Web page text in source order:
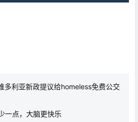
多利亚新政提议给homeless免费公交
一点，大脑更快乐